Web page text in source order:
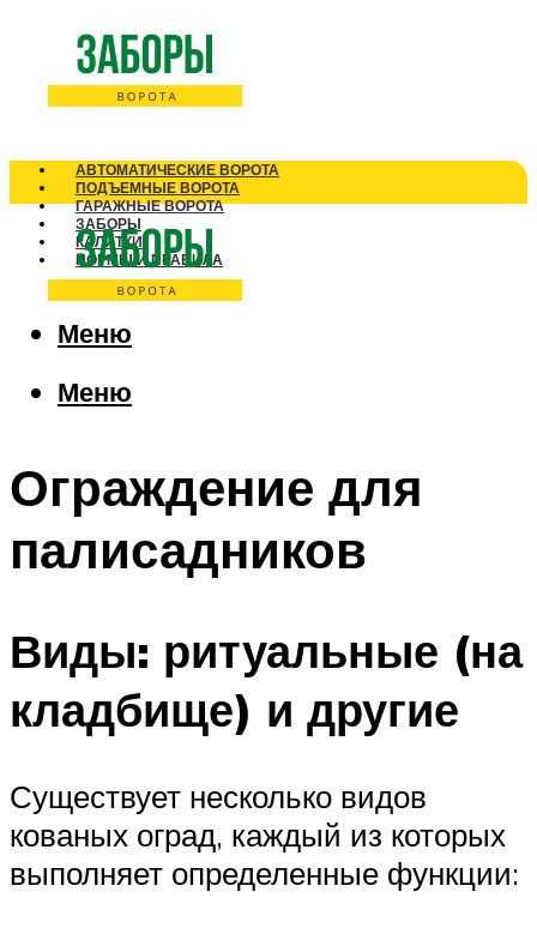
АВТОМАТИЧЕСКИЕ ВОРОТА
ПОДЪЕМНЫЕ ВОРОТА
ГАРАЖНЫЕ ВОРОТА
ЗАБОРЫ
КАЛИТКИ
НОРМЫ И ПРАВИЛА
Меню
Меню
Ограждение для
палисадников
Виды: ритуальные (на
кладбище) и другие
Существует несколько видов
кованых оград, каждый из которых
выполняет определенные функции: